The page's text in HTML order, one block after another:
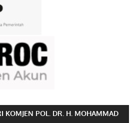
KOMJEN POL. DR. H. MOHAMMAD